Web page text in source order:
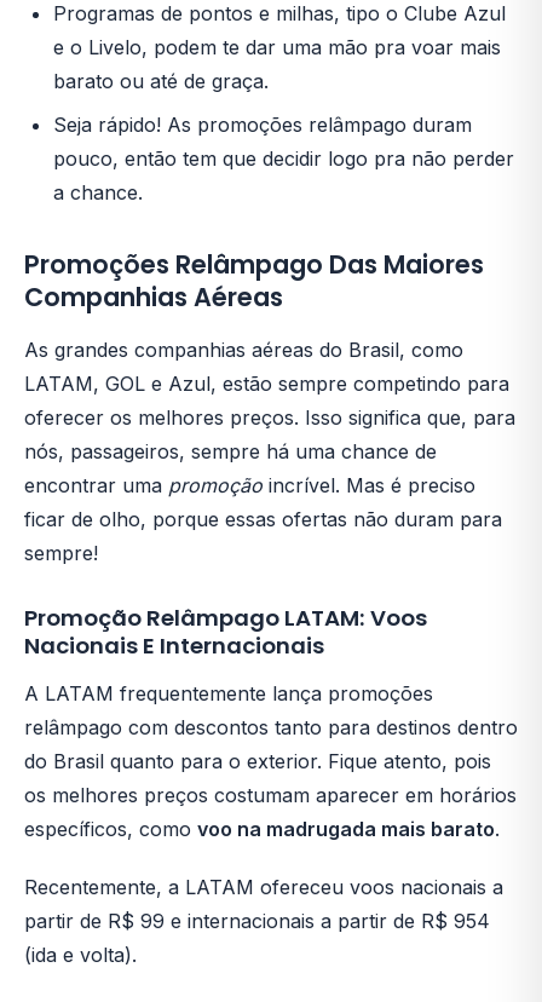
Programas de pontos e milhas, tipo o Clube Azul
e o Livelo, podem te dar uma mão pra voar mais
barato ou até de graça.
Seja rápido! As promoções relâmpago duram
pouco, então tem que decidir logo pra não perder
a chance.
Promoções Relâmpago Das Maiores
Companhias Aéreas
As grandes companhias aéreas do Brasil, como
LATAM, GOL e Azul, estão sempre competindo para
oferecer os melhores preços. Isso significa que, para
nós, passageiros, sempre há uma chance de
encontrar uma promoção incrível. Mas é preciso
ficar de olho, porque essas ofertas não duram para
sempre!
Promoção Relâmpago LATAM: Voos
Nacionais E Internacionais
A LATAM frequentemente lança promoções
relâmpago com descontos tanto para destinos dentro
do Brasil quanto para o exterior. Fique atento, pois
os melhores preços costumam aparecer em horários
específicos, como voo na madrugada mais barato.
Recentemente, a LATAM ofereceu voos nacionais a
partir de R$ 99 e internacionais a partir de R$ 954
(ida e volta).